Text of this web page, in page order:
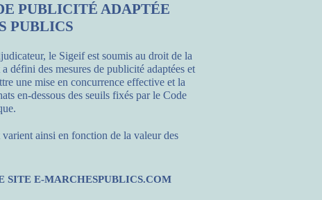
PUBLICITÉ ADAPTÉE
PUBLICS
le Sigeif est soumis au droit de la
défini des mesures de publicité adaptées et
une mise en concurrence effective et la
en-dessous des seuils fixés par le Code
varient ainsi en fonction de la valeur des
SITE E-MARCHESPUBLICS.COM